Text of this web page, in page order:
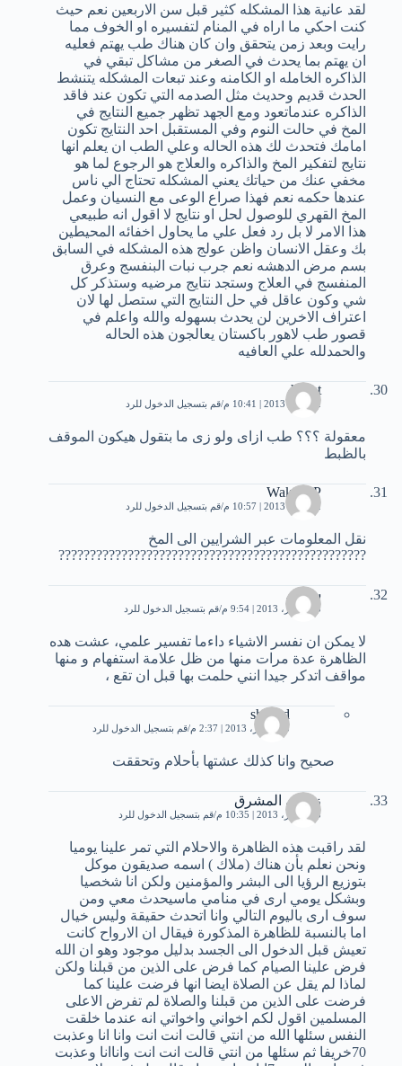
لقد عانية هذا المشكله كثير قبل سن الاربعين نعم حيث
كنت احكي ما اراه في المنام لتفسيره او الخوف مما
رايت وبعد زمن يتحقق وان كان هناك طب يهتم فعليه
ان يهتم بما يحدث في الصغر من مشاكل تبقي في
الذاكره الخامله او الكامنه وعند تبعات المشكله يتنشط
الحدث قديم وحديث مثل الصدمه التي تكون عند فاقد
الذاكره عندماتعود ومع الجهد تظهر جميع النتايج في
المخ في حالت النوم وفي المستقبل احد النتايج تكون
امامك فتحدث لك هذه الحاله وعلي الطب ان يعلم انها
نتايج لتفكير المخ والذاكره والعلاج هو الرجوع لما هو
مخفي عنك من حياتك يعني المشكله تحتاج الي ناس
عندها حكمه نعم فهذا صراع الوعى مع النسيان وعمل
المخ القهري للوصول لحل او نتايج لا اقول انه طبيعي
هذا الامر لا بل رد فعل علي ما يحاول اخفائه المحيطين
بك وعقل الانسان واظن عولج هذه المشكله في السابق
بسم مرض الدهشه نعم جرب نبات البنفسج وعرق
المنفسج في العلاج وستجد نتايج مرضيه وستذكر كل
شي وكون عاقل في حل النتايج التي ستصل لها لان
اعتراف الاخرين لن يحدث بسهوله والله واعلم في
قصور طب لاهور باكستان يعالجون هذه الحاله
والحمدلله علي العافيه
hayat
22 يناير، 2013 | 10:41 م قم بتسجيل الدخول للرد
معقولة ؟؟؟ طب ازاى ولو زى ما بتقول هيكون الموقف
بالظبط
Wake UP
22 يناير، 2013 | 10:57 م قم بتسجيل الدخول للرد
نقل المعلومات عبر الشرايين الى المخ
?????????????????????????????????????????????????
سيهام
23 فبراير، 2013 | 9:54 م قم بتسجيل الدخول للرد
لا يمكن ان نفسر الاشياء داءما تفسير علمي، عشت هده
الظاهرة عدة مرات منها من ظل علامة استفهام و منها
مواقف اتدكر جيدا انني حلمت بها قبل ان تقع ،
shahad
15 أكتوبر، 2013 | 2:37 م قم بتسجيل الدخول للرد
صحيح وانا كذلك عشتها بأحلام وتحققت
زيوس المشرق
23 فبراير، 2013 | 10:35 م قم بتسجيل الدخول للرد
لقد راقبت هذه الظاهرة والاحلام التي تمر علينا يوميا
ونحن نعلم بأن هناك (ملاك ) اسمه صديقون موكل
بتوزيع الرؤيا الى البشر والمؤمنين ولكن انا شخصيا
وبشكل يومي ارى في منامي ماسيحدث معي ومن
سوف ارى باليوم التالي وانا اتحدث حقيقة وليس خيال
اما بالنسبة للظاهرة المذكورة فيقال ان الارواح كانت
تعيش قبل الدخول الى الجسد بدليل موجود وهو ان الله
فرض علينا الصيام كما فرض على الذين من قبلنا ولكن
لماذا لم يقل عن الصلاة ايضا انها فرضت علينا كما
فرضت على الذين من قبلنا والصلاة لم تفرض الاعلى
المسلمين اقول لكم اخواني واخواتي انه عندما خلقت
النفس سئلها الله من انتي قالت انت انت وانا انا وعذبت
70خريفا ثم سئلها من انتي قالت انت انت واناانا وعذبت